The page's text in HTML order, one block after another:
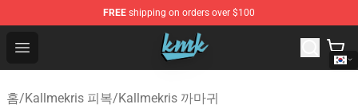
FREE shipping on orders over $100
Open menu
KallMeKris Store - Official KallMeKris Merchandise Shop
홈/Kallmekris 피복/Kallmekris 까마귀